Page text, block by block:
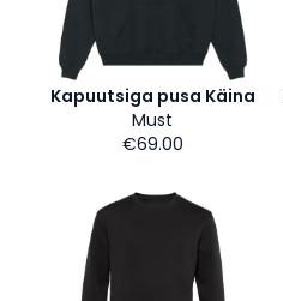
Kapuutsiga pusa Käina
Must
€69.00